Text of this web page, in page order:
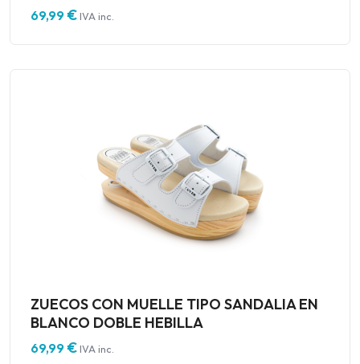
69,99 €IVA inc.
ZUECOS CON MUELLE TIPO SANDALIA EN
BLANCO DOBLE HEBILLA
69,99 €IVA inc.